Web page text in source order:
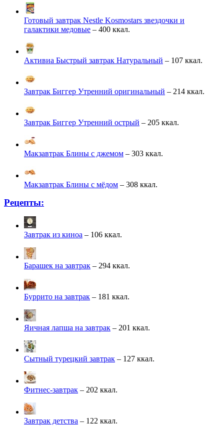
Готовый завтрак Nestle Kosmostars звездочки и
галактики медовые – 400 ккал.
Активиа Быстрый завтрак Натуральный – 107 ккал.
Завтрак Биггер Утренний оригинальный – 214 ккал.
Завтрак Биггер Утренний острый – 205 ккал.
Макзавтрак Блины с джемом – 303 ккал.
Макзавтрак Блины с мёдом – 308 ккал.
Рецепты:
Завтрак из киноа – 106 ккал.
Барашек на завтрак – 294 ккал.
Буррито на завтрак – 181 ккал.
Яичная лапша на завтрак – 201 ккал.
Сытный турецкий завтрак – 127 ккал.
Фитнес-завтрак – 202 ккал.
Завтрак детства – 122 ккал.